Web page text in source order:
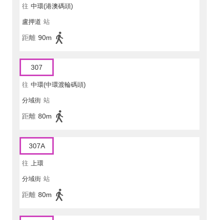
往 中環(港澳碼頭)
盧押道 站
距離 90m
307
往 中環(中環渡輪碼頭)
分域街 站
距離 80m
307A
往 上環
分域街 站
距離 80m